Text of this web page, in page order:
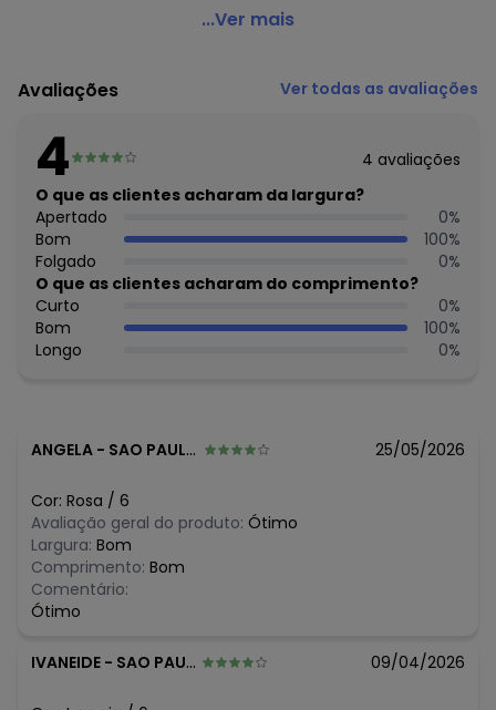
Kyly - Conjunto Infantil Menina Gatinho Pink
Modelagem: Ampla
Comprimento da Manga: Curta
Forro: Não
Cinto: Não acompanha
Cintura: Média
Decote Frente : Redondo
Decote Costas: Redondo
Fornecedor: KYLY INDUSTRIA TEXTIL LTDA / CNPJ
78.855.830/0001-98
Feito: Brasil
Cuidados para conservação do produto: Para melhor
conservação do produto, lavar à mão com sabão neutro.
Composição: Blusa 95%Algodao 5%Elastano, Short
100%Algodao
Histórico de preços
O preço apresentado abaixo é o menor oferecido em
algum dia do mês, para o menor tamanho disponível.
agosto/2026
julho/2026
R$ 35,96
abril/2026 N/D*
...Ver mais
Avaliações Ver todas as avaliações
4 4 avaliações
O que as clientes acharam da largura?
Apertado
0%
Bom
100%
Folgado
0%
O que as clientes acharam do comprimento?
Curto
0%
Bom
100%
Longo
0%
ANGELA - SAO PAULO - SP 25/05/2026
Cor: Rosa / 6
Avaliação geral do produto: Ótimo
Largura: Bom
Comprimento: Bom
Comentário:
Ótimo
IVANEIDE - SAO PAULO - SP 09/04/2026